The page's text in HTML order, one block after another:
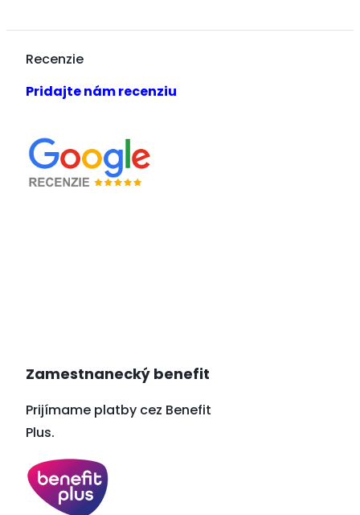
Recenzie
Pridajte nám recenziu
Zamestnanecký benefit
Prijímame platby cez Benefit
Plus.